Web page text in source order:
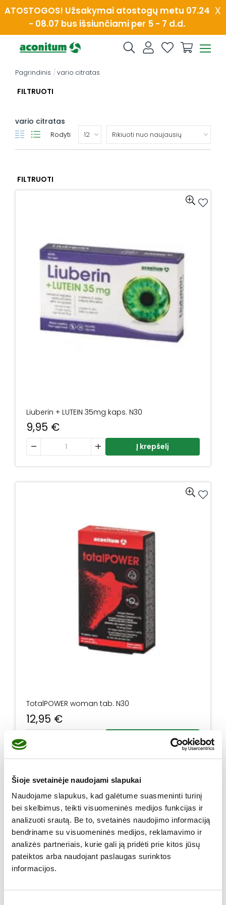
Šioje svetainėje naudojami slapukai
Naudojame slapukus, kad galėtume suasmeninti turinį
bei skelbimus, teikti visuomeninės medijos funkcijas ir
analizuoti srautą. Be to, svetainės naudojimo informaciją
bendriname su visuomeninės medijos, reklamavimo ir
analizės partneriais, kurie gali ją pridėti prie kitos jūsų
pateiktos arba naudojant paslaugas surinktos
informacijos.
Skip
to
x
ATOSTOGOS! Užsakymai atostogų metu 07.24
- 08.07 bus išsiunčiami per 5 - 7 d.d.
Pagrindinis / vario citratas
FILTRUOTI
vario citratas
Rodyti
FILTRUOTI
Liuberin + LUTEIN 35mg kaps. N30
9,95 €
produkto kiekis: Liuberin + LUTEIN 35mg kaps. N30
Į krepšelį
TotalPOWER woman tab. N30
12,95 €